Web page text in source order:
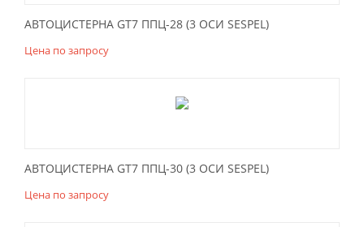
АВТОЦИСТЕРНА GT7 ППЦ-28 (3 ОСИ SESPEL)
Цена по запросу
АВТОЦИСТЕРНА GT7 ППЦ-30 (3 ОСИ SESPEL)
Цена по запросу